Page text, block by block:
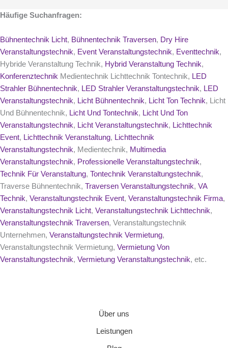
Häufige Suchanfragen:
Bühnentechnik Licht, Bühnentechnik Traversen, Dry Hire
Veranstaltungstechnik, Event Veranstaltungstechnik, Eventtechnik,
Hybride Veranstaltung Technik, Hybrid Veranstaltung Technik,
Konferenztechnik Medientechnik Lichttechnik Tontechnik, LED
Strahler Bühnentechnik, LED Strahler Veranstaltungstechnik, LED
Veranstaltungstechnik, Licht Bühnentechnik, Licht Ton Technik, Licht
Und Bühnentechnik, Licht Und Tontechnik, Licht Und Ton
Veranstaltungstechnik, Licht Veranstaltungstechnik, Lichttechnik
Event, Lichttechnik Veranstaltung, Lichttechnik
Veranstaltungstechnik, Medientechnik, Multimedia
Veranstaltungstechnik, Professionelle Veranstaltungstechnik,
Technik Für Veranstaltung, Tontechnik Veranstaltungstechnik,
Traverse Bühnentechnik, Traversen Veranstaltungstechnik, VA
Technik, Veranstaltungstechnik Event, Veranstaltungstechnik Firma,
Veranstaltungstechnik Licht, Veranstaltungstechnik Lichttechnik,
Veranstaltungstechnik Traversen, Veranstaltungstechnik
Unternehmen, Veranstaltungstechnik Vermietung,
Veranstaltungstechnik Vermietung, Vermietung Von
Veranstaltungstechnik, Vermietung Veranstaltungstechnik, etc.
Über uns
Leistungen